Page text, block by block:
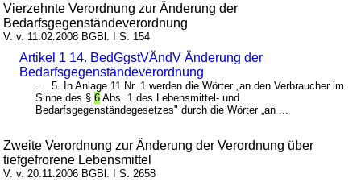
Vierzehnte Verordnung zur Änderung der
Bedarfsgegenständeverordnung
V. v. 11.02.2008 BGBl. I S. 154
Artikel 1 14. BedGgstVÄndV Änderung der
Bedarfsgegenständeverordnung
... 5. In Anlage 11 Nr. 1 werden die Wörter „an den Verbraucher im
Sinne des §6 Abs. 1 des Lebensmittel- und
Bedarfsgegenständegesetzes" durch die Wörter „an ...
Zweite Verordnung zur Änderung der Verordnung über
tiefgefrorene Lebensmittel
V. v. 20.11.2006 BGBl. I S. 2658